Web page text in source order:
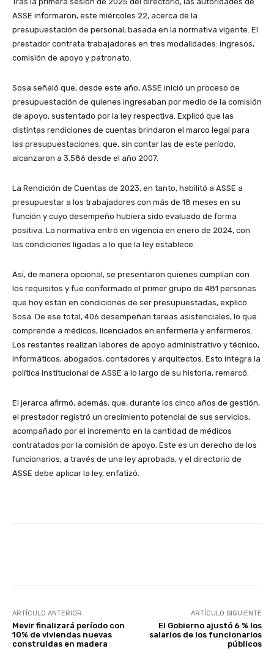
ASSE informaron, este miércoles 22, acerca de la
presupuestación de personal, basada en la normativa vigente. El
prestador contrata trabajadores en tres modalidades: ingresos,
comisión de apoyo y patronato.
Sosa señaló que, desde este año, ASSE inició un proceso de
presupuestación de quienes ingresaban por medio de la comisión
de apoyo, sustentado por la ley respectiva. Explicó que las
distintas rendiciones de cuentas brindaron el marco legal para
las presupuestaciones, que, sin contar las de este período,
alcanzaron a 3.586 desde el año 2007.
La Rendición de Cuentas de 2023, en tanto, habilitó a ASSE a
presupuestar a los trabajadores con más de 18 meses en su
función y cuyo desempeño hubiera sido evaluado de forma
positiva. La normativa entró en vigencia en enero de 2024, con
las condiciones ligadas a lo que la ley establece.
Así, de manera opcional, se presentaron quienes cumplían con
los requisitos y fue conformado el primer grupo de 481 personas
que hoy están en condiciones de ser presupuestadas, explicó
Sosa. De ese total, 406 desempeñan tareas asistenciales, lo que
comprende a médicos, licenciados en enfermería y enfermeros.
Los restantes realizan labores de apoyo administrativo y técnico,
informáticos, abogados, contadores y arquitectos. Esto integra la
política institucional de ASSE a lo largo de su historia, remarcó.
El jerarca afirmó, además, que, durante los cinco años de gestión,
el prestador registró un crecimiento potencial de sus servicios,
acompañado por el incremento en la cantidad de médicos
contratados por la comisión de apoyo. Este es un derecho de los
funcionarios, a través de una ley aprobada, y el directorio de
ASSE debe aplicar la ley, enfatizó.
ARTÍCULO ANTERIOR
Mevir finalizará período con
10% de viviendas nuevas
construidas en madera
ARTÍCULO SIGUIENTE
El Gobierno ajustó 6 % los
salarios de los funcionarios
públicos